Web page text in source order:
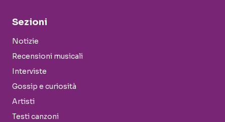
Sezioni
Notizie
Recensioni musicali
Interviste
Gossip e curiosità
Artisti
Testi canzoni